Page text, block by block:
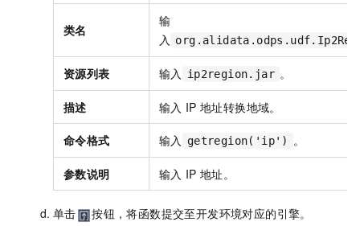
类名
输
入
资源列表 输入 ip2region.jar 。
描述 输入 IP 地址转换地域。
命令格式 输入 getregion('ip') 。
参数说明 输入 IP 地址。
单击 按钮，将函数提交至开发环境对应的引擎。